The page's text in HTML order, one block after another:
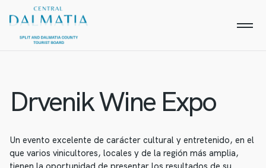
Drvenik Wine Expo
Un evento excelente de carácter cultural y entretenido, en el
que varios vinicultores, locales y de la región más amplia,